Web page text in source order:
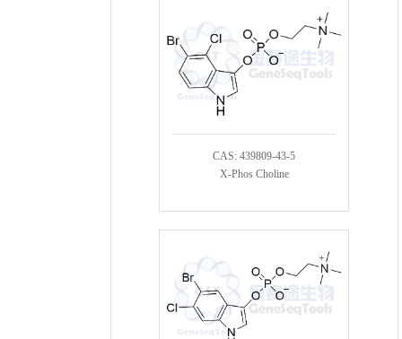
CAS: 439809-43-5
X-Phos Choline